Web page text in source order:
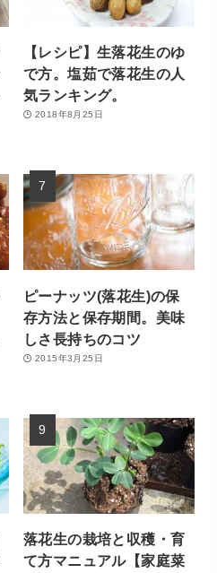
【レシピ】生落花生のゆ
で方。塩茹で落花生の人
気ランキング。
2018年8月25日
ピーナッツ(落花生)の保
存方法と保存期間。美味
しさ長持ちのコツ
2015年3月25日
落花生の栽培と収穫・育
て方マニュアル【家庭菜